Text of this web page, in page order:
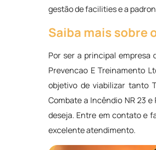
gestão de facilities e a
Saiba mais sobre
Por ser a principal empresa
Prevencao E Treinamento
objetivo de viabilizar tanto
Combate a Incêndio NR 23
deseja. Entre em contato e
excelente atendimento.